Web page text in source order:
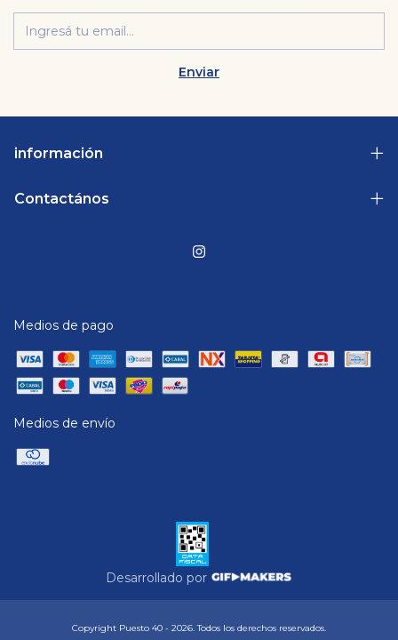
información
Contactános
Medios de pago
Medios de envío
Desarrollado por
Copyright Puesto 40 - 2026. Todos los derechos reservados.